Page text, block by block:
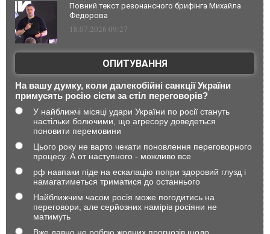
Повний текст резонансного брифінга Михайла
Федорова
18.07.2026 09:27
ОПИТУВАННЯ
На вашу думку, коли далекобійні санкції України
примусять росію сісти за стіл переговорів?
У найближчі місяці удари України по росії стануть
настільки болючими, що агресору доведеться
поновити перемовини
Цього року не варто чекати поновлення переговорного
процесу. А от наступного - можливо все
рф навпаки піде на ескалацію попри здоровий глузд і
намагатиметься триматися до останнього
Найближчим часом росія може погодитись на
переговори, але серйозних намірів росіяни не
матимуть